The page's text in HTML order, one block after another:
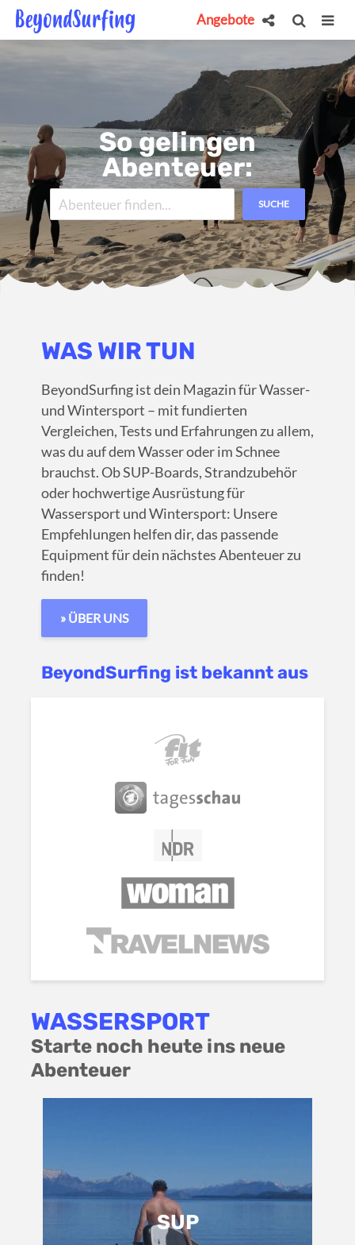
Angebote
So gelingen
Abenteuer:
SUCHE
WAS WIR TUN
BeyondSurfing ist dein Magazin für Wasser-
und Wintersport – mit fundierten
Vergleichen, Tests und Erfahrungen zu allem,
was du auf dem Wasser oder im Schnee
brauchst. Ob SUP-Boards, Strandzubehör
oder hochwertige Ausrüstung für
Wassersport und Wintersport: Unsere
Empfehlungen helfen dir, das passende
Equipment für dein nächstes Abenteuer zu
finden!
» ÜBER UNS
BeyondSurfing ist bekannt aus
WASSERSPORT
Starte noch heute ins neue
Abenteuer
SUP